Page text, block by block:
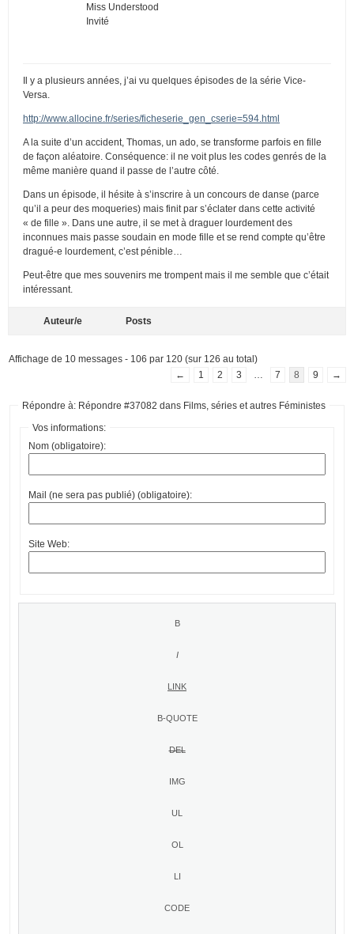
Miss Understood
Invité
Il y a plusieurs années, j’ai vu quelques épisodes de la série Vice-
Versa.
http://www.allocine.fr/series/ficheserie_gen_cserie=594.html
A la suite d’un accident, Thomas, un ado, se transforme parfois en fille
de façon aléatoire. Conséquence: il ne voit plus les codes genrés de la
même manière quand il passe de l’autre côté.
Dans un épisode, il hésite à s’inscrire à un concours de danse (parce
qu’il a peur des moqueries) mais finit par s’éclater dans cette activité
« de fille ». Dans une autre, il se met à draguer lourdement des
inconnues mais passe soudain en mode fille et se rend compte qu’être
dragué-e lourdement, c’est pénible…
Peut-être que mes souvenirs me trompent mais il me semble que c’était
intéressant.
Auteur/e Posts
Affichage de 10 messages - 106 par 120 (sur 126 au total)
←
1 2 3 7 8 9 →
Répondre à: Répondre #37082 dans Films, séries et autres Féministes
Vos informations:
Nom (obligatoire):
Mail (ne sera pas publié) (obligatoire):
Site Web: